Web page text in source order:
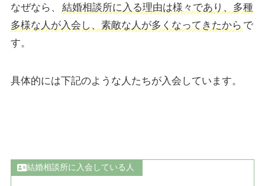
なぜなら、
結婚相談所に入る理由は様々であり、多種
多様な人が入会し、素敵な人が多くなってきたから で
す。
具体的には下記のような人たちが入会しています。
結婚相談所に入会している人